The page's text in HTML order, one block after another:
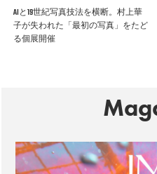
AIと19世紀写真技法を横断。村上華
子が失われた「最初の写真」をたど
る個展開催